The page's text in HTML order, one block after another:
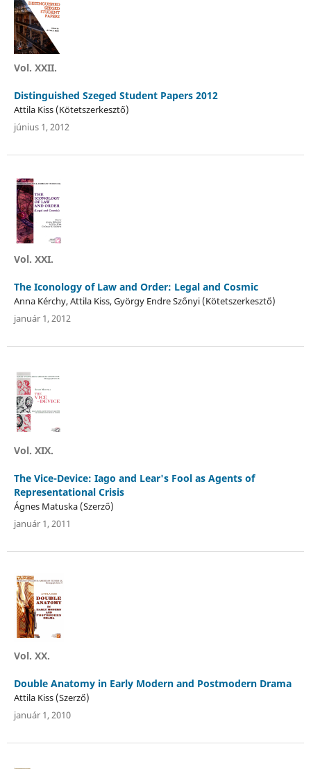
Vol. XXII.
Distinguished Szeged Student Papers 2012
Attila Kiss (Kötetszerkesztő)
június 1, 2012
Vol. XXI.
The Iconology of Law and Order: Legal and Cosmic
Anna Kérchy, Attila Kiss, György Endre Szőnyi (Kötetszerkesztő)
január 1, 2012
Vol. XIX.
The Vice-Device: Iago and Lear's Fool as Agents of
Representational Crisis
Ágnes Matuska (Szerző)
január 1, 2011
Vol. XX.
Double Anatomy in Early Modern and Postmodern Drama
Attila Kiss (Szerző)
január 1, 2010